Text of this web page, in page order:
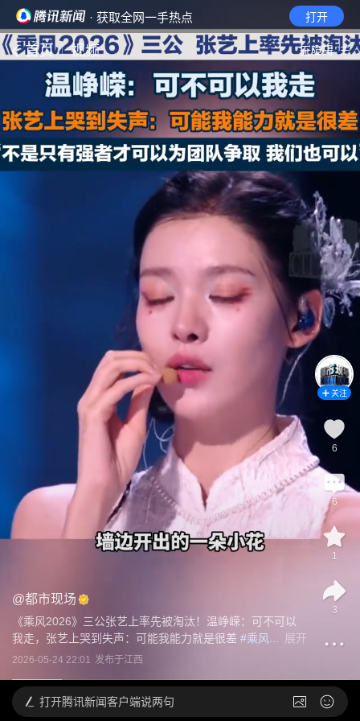
· 获取全网一手热点 打开
首页 视频 无障碍
@都市现场
《乘风2026》三公张艺上率先被淘汰！温峥嵘：可不可以
我走，张艺上哭到失声：可能我能力就是很差 #乘风... 展开
2026-05-24 22:01 发布于江西
关注
6
6
1
3
打开腾讯新闻客户端说两句